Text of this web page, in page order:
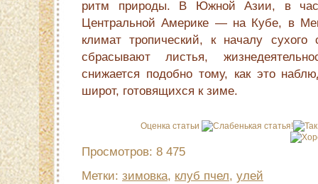
ритм природы. В Южной Азии, в
Центральной Америке — на Кубе, в
климат тропический, к началу сухого
сбрасывают листья,
снижается подобно тому, как это
широт, готовящихся к зиме.
Оценка статьи
Просмотров: 8 475
Метки: зимовка, клуб пчел, улей